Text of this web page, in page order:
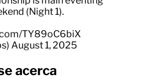
(Night 1).
TY89oC6biX
August 1, 2025
acerca